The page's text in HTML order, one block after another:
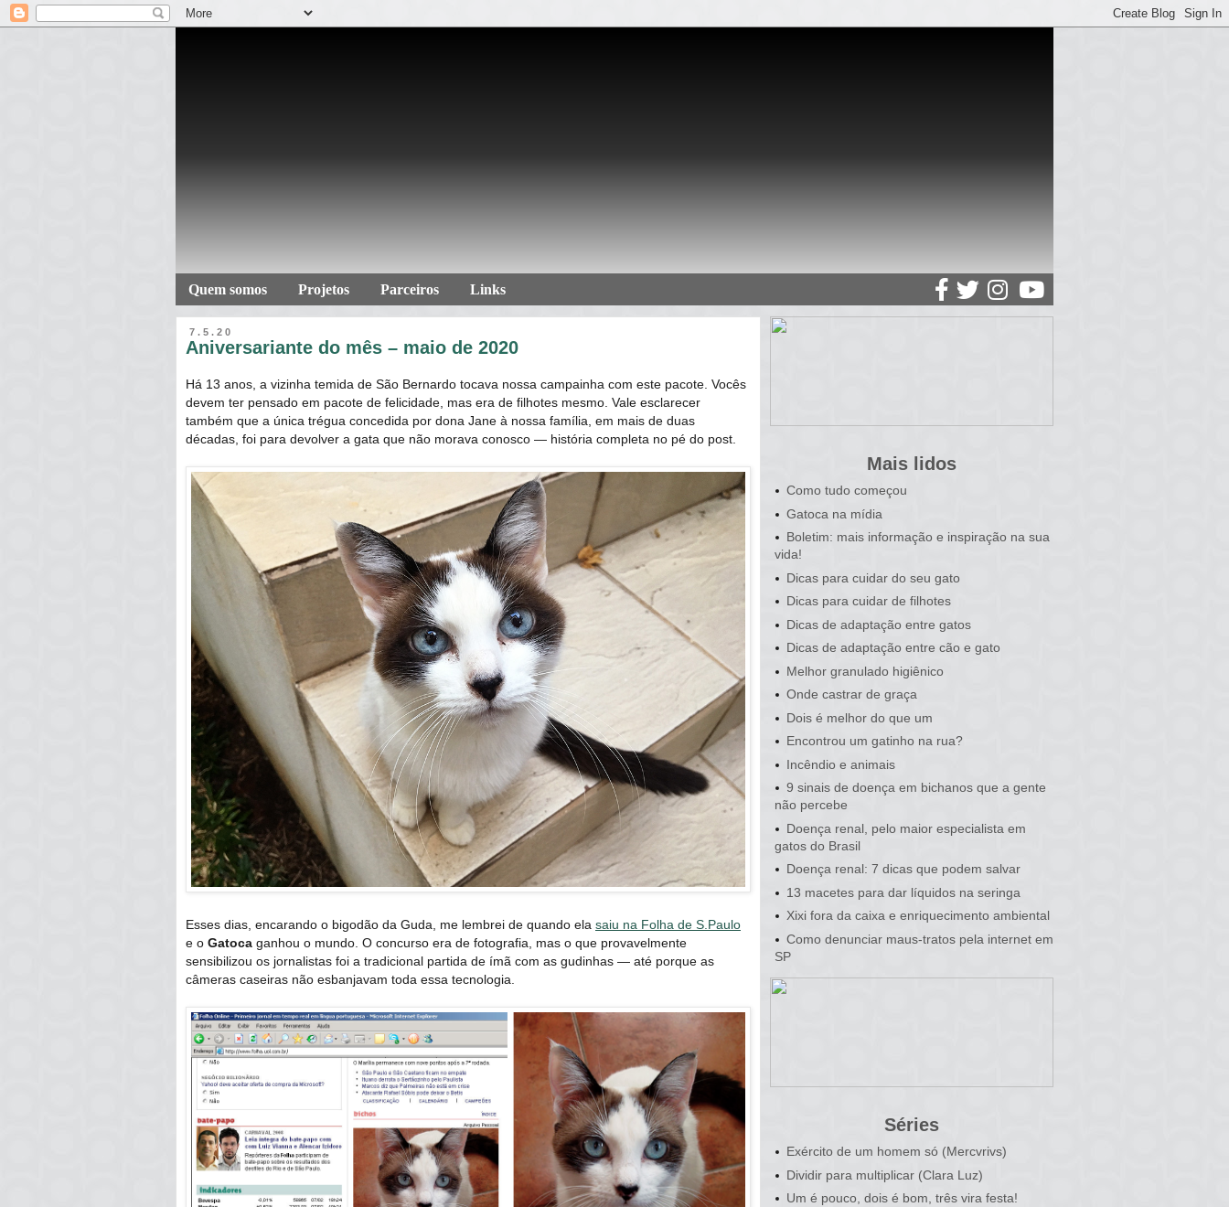
Quem somos Projetos Parceiros Links
7.5.20
Aniversariante do mês – maio de 2020
Há 13 anos, a vizinha temida de São Bernardo tocava nossa campainha com este pacote. Vocês
devem ter pensado em pacote de felicidade, mas era de filhotes mesmo. Vale esclarecer
também que a única trégua concedida por dona Jane à nossa família, em mais de duas
décadas, foi para devolver a gata que não morava conosco — história completa no pé do post.
Esses dias, encarando o bigodão da Guda, me lembrei de quando ela saiu na Folha de S.Paulo
e o Gatoca ganhou o mundo. O concurso era de fotografia, mas o que provavelmente
sensibilizou os jornalistas foi a tradicional partida de ímã com as gudinhas — até porque as
câmeras caseiras não esbanjavam toda essa tecnologia.
Mais lidos
Como tudo começou
Gatoca na mídia
Boletim: mais informação e inspiração na sua
vida!
Dicas para cuidar do seu gato
Dicas para cuidar de filhotes
Dicas de adaptação entre gatos
Dicas de adaptação entre cão e gato
Melhor granulado higiênico
Onde castrar de graça
Dois é melhor do que um
Encontrou um gatinho na rua?
Incêndio e animais
9 sinais de doença em bichanos que a gente
não percebe
Doença renal, pelo maior especialista em
gatos do Brasil
Doença renal: 7 dicas que podem salvar
13 macetes para dar líquidos na seringa
Xixi fora da caixa e enriquecimento ambiental
Como denunciar maus-tratos pela internet em
SP
Séries
Exército de um homem só (Mercvrivs)
Dividir para multiplicar (Clara Luz)
Um é pouco, dois é bom, três vira festa!